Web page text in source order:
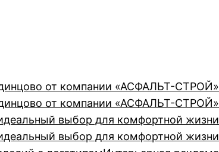
от компании «АСФАЛЬТ-СТРОЙ»
от компании «АСФАЛЬТ-СТРОЙ»
выбор для комфортной жизни
выбор для комфортной жизни